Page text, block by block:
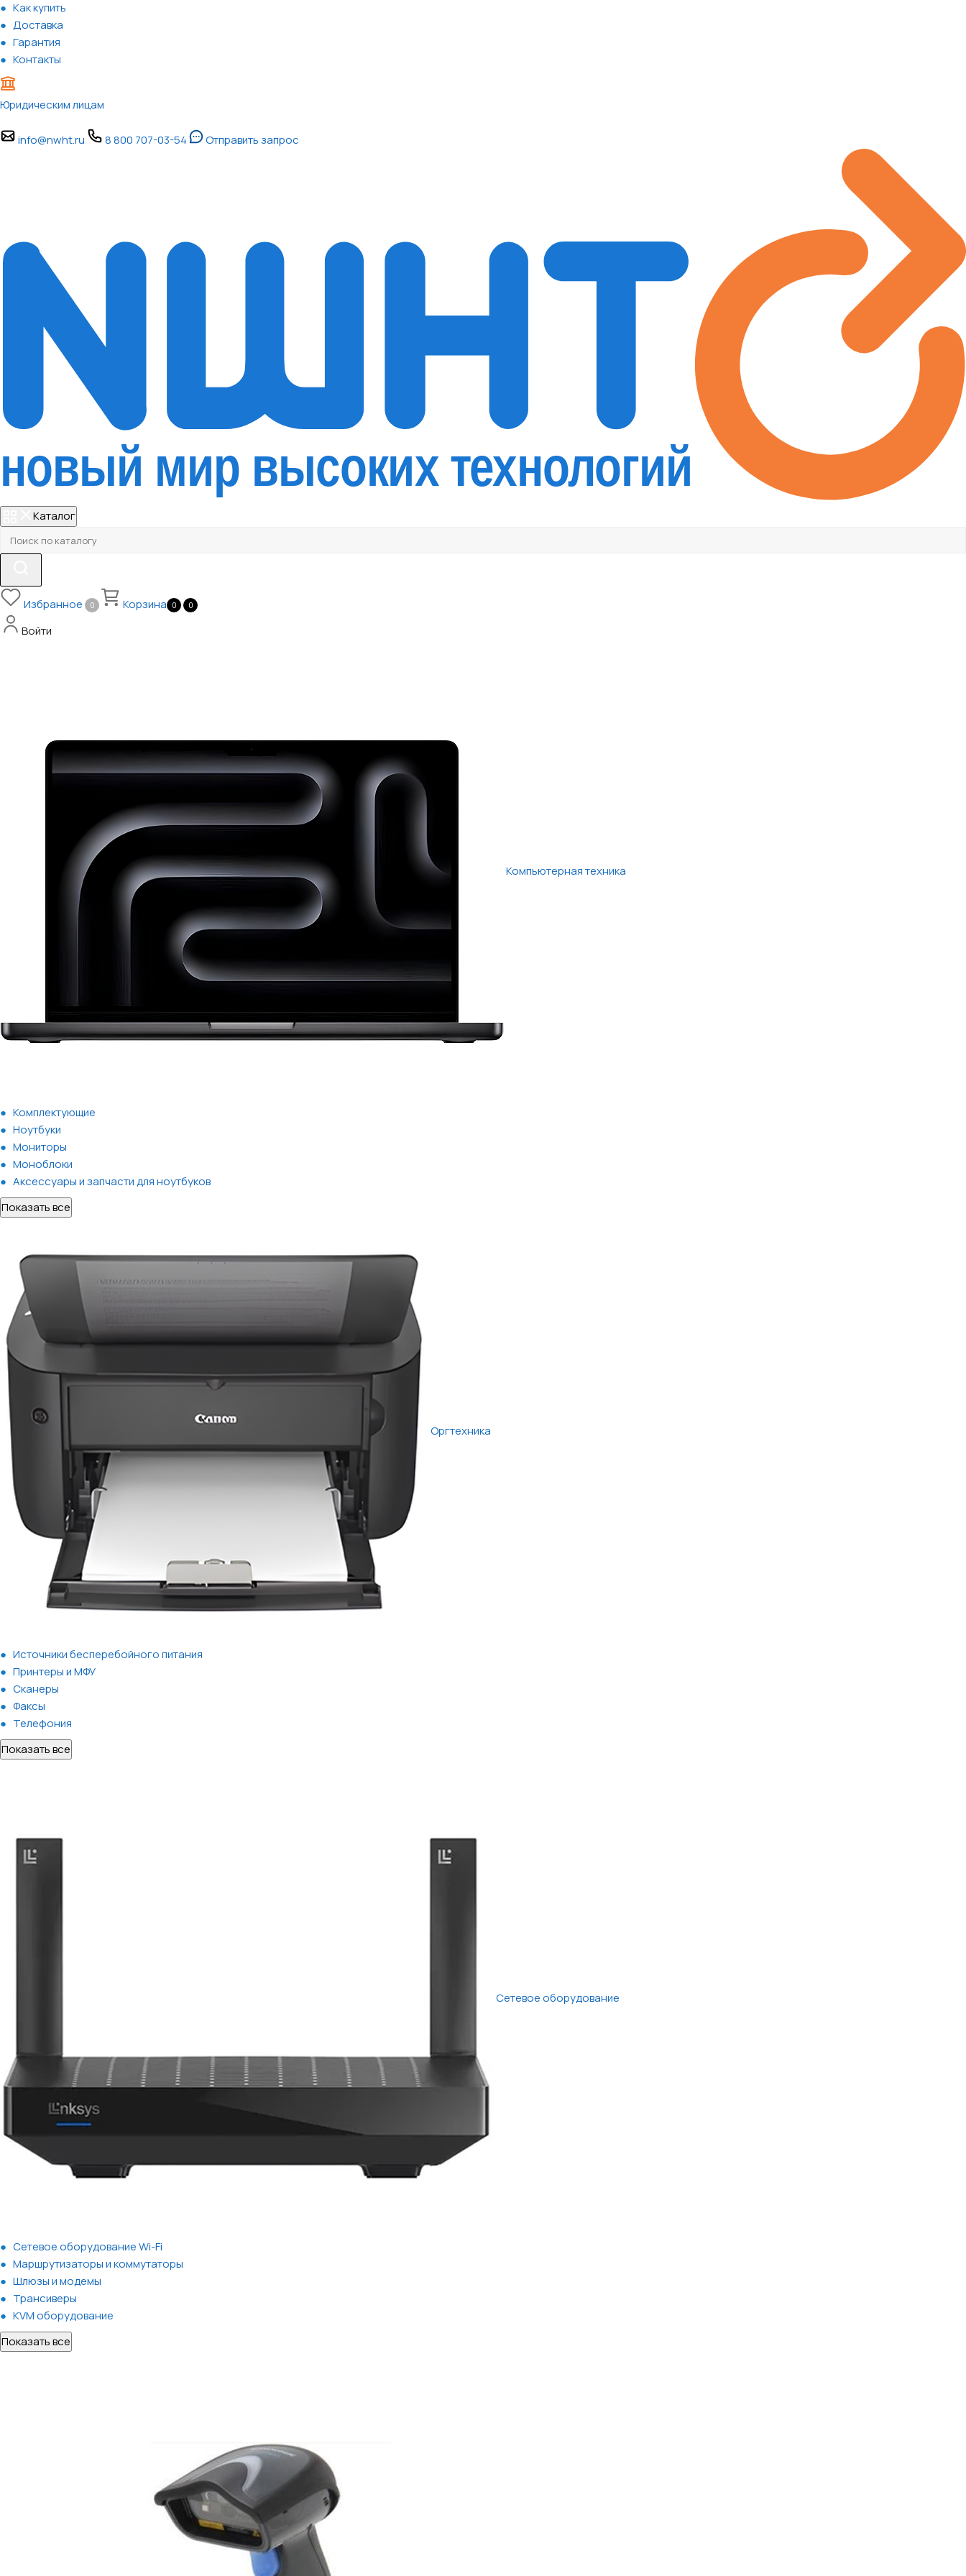
Как купить
Доставка
Гарантия
Контакты
Юридическим лицам
info@nwht.ru 8 800 707-03-54 Отправить запрос
Каталог
Избранное 0 Корзина 0 0
Войти
Компьютерная техника
Комплектующие
Ноутбуки
Мониторы
Моноблоки
Аксессуары и запчасти для ноутбуков
Показать все
Оргтехника
Источники бесперебойного питания
Принтеры и МФУ
Сканеры
Факсы
Телефония
Показать все
Сетевое оборудование
Сетевое оборудование Wi-Fi
Маршрутизаторы и коммутаторы
Шлюзы и модемы
Трансиверы
KVM оборудование
Показать все